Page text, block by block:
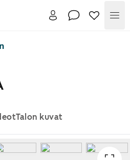
Talon kuvat